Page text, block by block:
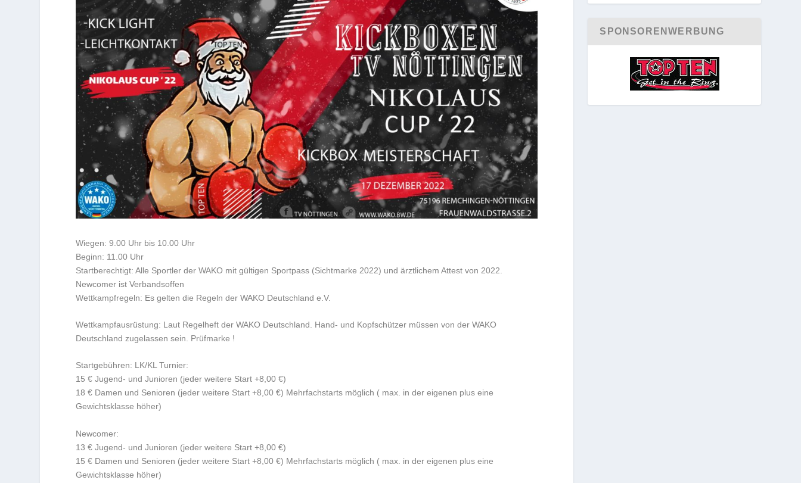
Wiegen: 9.00 Uhr bis 10.00 Uhr
Beginn: 11.00 Uhr
Startberechtigt: Alle Sportler der WAKO mit gültigen Sportpass (Sichtmarke 2022) und ärztlichem Attest von 2022.
Newcomer ist Verbandsoffen
Wettkampfregeln: Es gelten die Regeln der WAKO Deutschland e.V.
Wettkampfausrüstung: Laut Regelheft der WAKO Deutschland. Hand- und Kopfschützer müssen von der WAKO
Deutschland zugelassen sein. Prüfmarke !
Startgebühren: LK/KL Turnier:
15 € Jugend- und Junioren (jeder weitere Start +8,00 €)
18 € Damen und Senioren (jeder weitere Start +8,00 €) Mehrfachstarts möglich ( max. in der eigenen plus eine
Gewichtsklasse höher)
Newcomer:
13 € Jugend- und Junioren (jeder weitere Start +8,00 €)
15 € Damen und Senioren (jeder weitere Start +8,00 €) Mehrfachstarts möglich ( max. in der eigenen plus eine
Gewichtsklasse höher)
SPONSORENWERBUNG